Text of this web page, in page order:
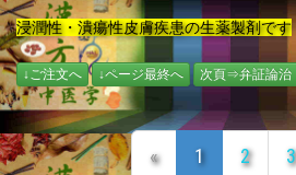
浸潤性・潰瘍性皮膚疾患の生薬製剤です
↓ご注文へ ↓ページ最終へ 次頁⇒弁証論治
« 1 2 3